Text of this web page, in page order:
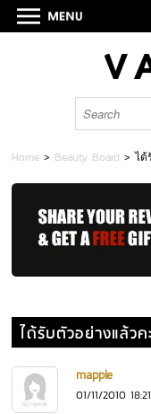
Home > Beauty Board >ได้
ได้รับตัวอย่างแล้ว
mapple
01/11/2010